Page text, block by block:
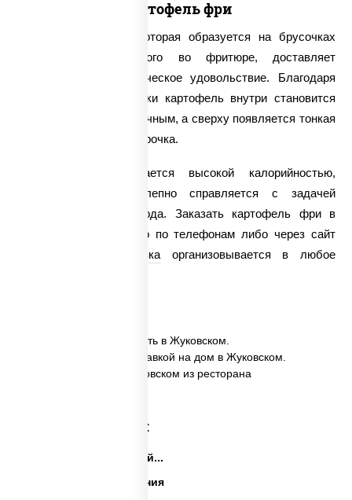
Картофель фри
Хрустящая корочка, которая образуется на брусочках
картофеля, обжаренного во фритюре, доставляет
настоящее гастрономическое удовольствие. Благодаря
такому способу обжарки картофель внутри становится
невероятно мягким и сочным, а сверху появляется тонкая
и весьма аппетитная корочка.
Такое блюдо отличается высокой калорийностью,
поэтому оно великолепно справляется с задачей
утоления чувства голода. Заказать картофель фри в
нашей компании можно по телефонам либо через сайт
Доставкаорганизовывается в любое
✅ Картофель фри заказать в Жуковском.
✅ Картофель фри с доставкой на дом в Жуковском.
✅ Картофель фри в Жуковском из ресторана
Категории товара:
Закуски на праздничный...
Закуски на день рождения